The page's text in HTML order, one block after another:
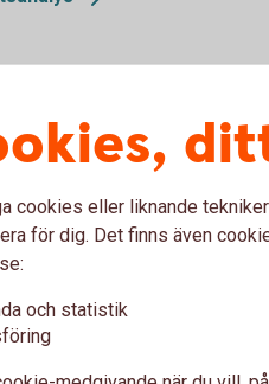
(2023)
cookies eller liknande
för dig. Det finns även
och statistik